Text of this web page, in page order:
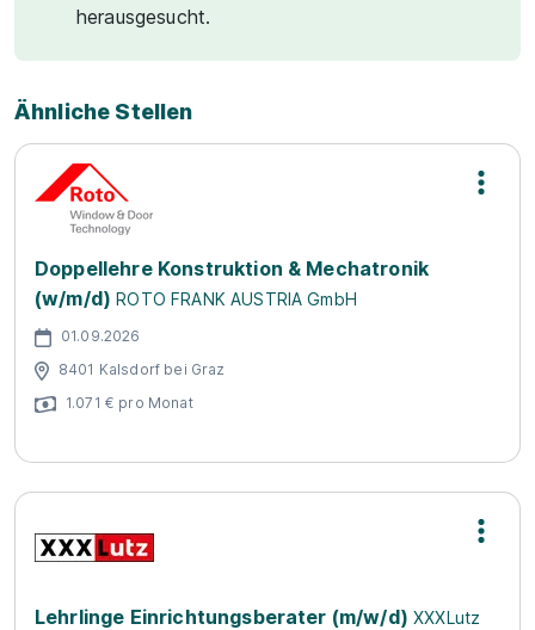
herausgesucht.
Ähnliche Stellen
Doppellehre Konstruktion & Mechatronik
(w/m/d) ROTO FRANK AUSTRIA GmbH
01.09.2026
8401 Kalsdorf bei Graz
1.071 € pro Monat
Lehrlinge Einrichtungsberater (m/w/d) XXXLutz